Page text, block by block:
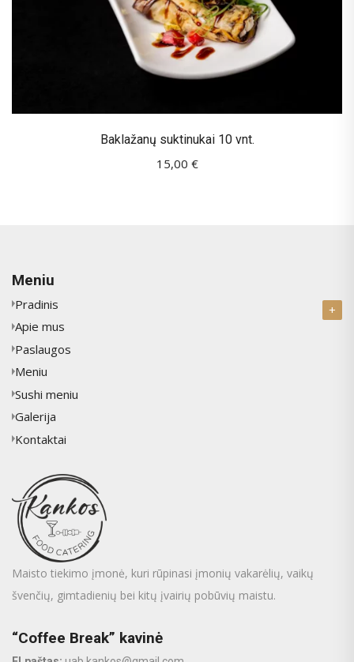
Baklažanų suktinukai 10 vnt.
15,00 €
Maisto tiekimo įmonė, kuri rūpinasi įmonių vakarėlių, vaikų
švenčių, gimtadienių bei kitų įvairių pobūvių maistu.
Meniu
Pradinis
Apie mus
Paslaugos
Meniu
Sushi meniu
Galerija
Kontaktai
“Coffee Break” kavinė